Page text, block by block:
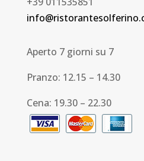
Aperto 7 giorni su 7
Pranzo: 12.15 – 14.30
Cena: 19.30 – 22.30